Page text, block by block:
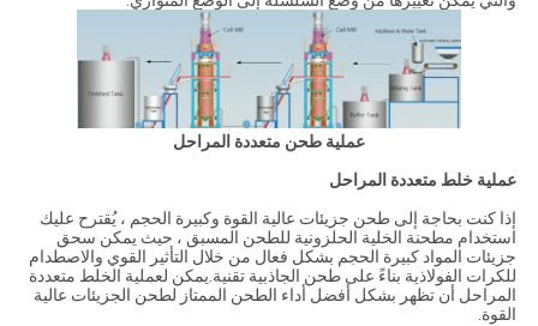
عملية طحن متعددة المراحل
عملية خلط متعددة المراحل
إذا كنت بحاجة إلى طحن جزيئات عالية القوة وكبيرة الحجم ، يُقترح عليك
استخدام مطحنة الخلية الحلزونية للطحن المسبق ، حيث يمكن سحق
جزيئات المواد كبيرة الحجم بشكل فعال من خلال التأثير القوي والاصطدام
للكرات الفولاذية بناءً على طحن الجاذبية تقنية.يمكن لعملية الخلط متعددة
المراحل أن تظهر بشكل أفضل أداء الطحن الممتاز لطحن الجزيئات عالية
القوة.